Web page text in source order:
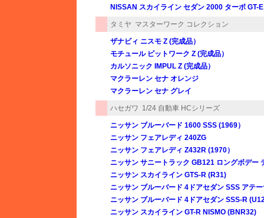
NISSAN スカイライン セダン 2000 ターボ GT-
タミヤ マスターワーク コレクション
ザナビィ ニスモ Z (完成品）
モチュール ピットワーク Z (完成品）
カルソニック IMPUL Z (完成品）
マクラーレン セナ オレンジ
マクラーレン セナ グレイ
ハセガワ 1/24 自動車 HCシリーズ
ニッサン ブルーバード 1600 SSS (1969）
ニッサン フェアレディ 240ZG
ニッサン フェアレディ Z432R (1970）
ニッサン サニートラック GB121 ロングボデー
ニッサン スカイライン GTS-R (R31)
ニッサン ブルーバード 4ドアセダン SSS アテ
ニッサン ブルーバード 4ドアセダン SSS-R
ニッサン スカイライン GT-R NISMO (BNR32)